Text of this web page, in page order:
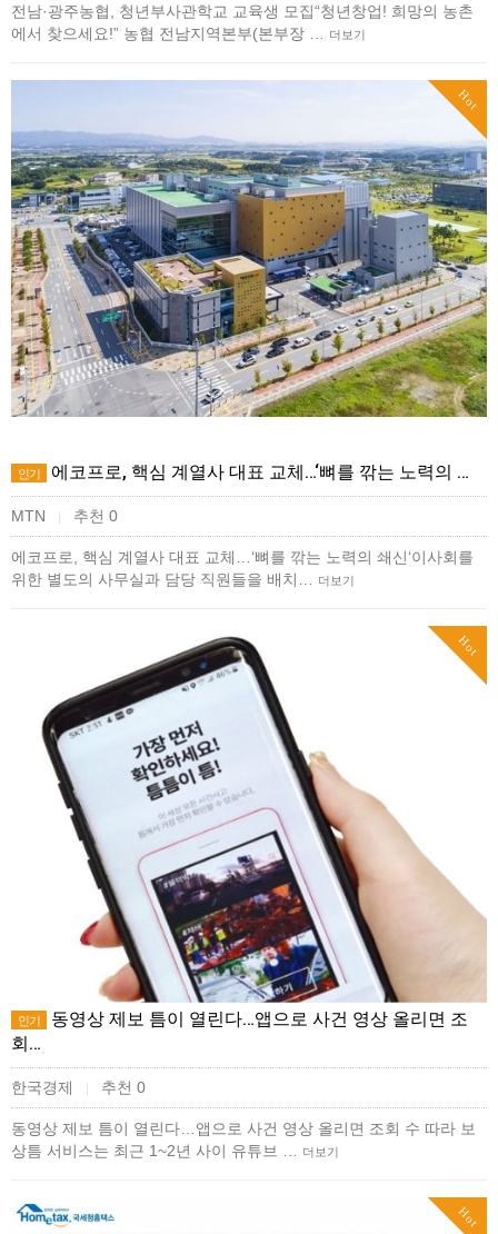
전남·광주농협, 청년부사관학교 교육생 모집“청년창업! 희망의 농촌
에서 찾으세요!” 농협 전남지역본부(본부장 …
더보기
Hot
인기 에코프로, 핵심 계열사 대표 교체…‘뼈를 깎는 노력의 …
MTN | 추천 0
에코프로, 핵심 계열사 대표 교체…‘뼈를 깎는 노력의 쇄신‘이사회를
위한 별도의 사무실과 담당 직원들을 배치…
더보기
Hot
인기
동영상 제보 틈이 열린다…앱으로 사건 영상 올리면 조
회…
한국경제 | 추천 0
동영상 제보 틈이 열린다…앱으로 사건 영상 올리면 조회 수 따라 보
상틈 서비스는 최근 1~2년 사이 유튜브 …
더보기
Hot